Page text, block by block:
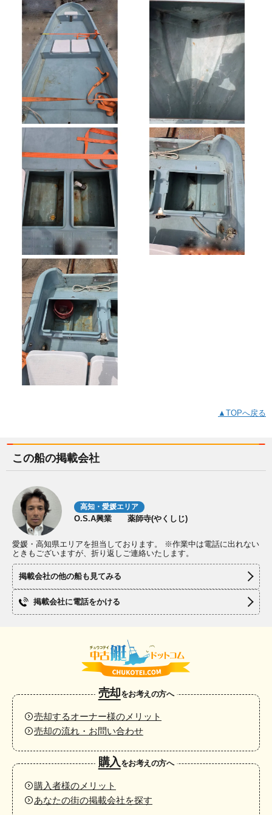
▲TOPへ戻る
この船の掲載会社
高知・愛媛エリア
O.S.A興業 薬師寺(やくしじ)
愛媛・高知県エリアを担当しております。 ※作業中は電話に出れない
ときもございますが、折り返しご連絡いたします。
掲載会社の他の船も見てみる
掲載会社に電話をかける
売却をお考えの方へ
売却するオーナー様のメリット
売却の流れ・お問い合わせ
購入をお考えの方へ
購入者様のメリット
あなたの街の掲載会社を探す